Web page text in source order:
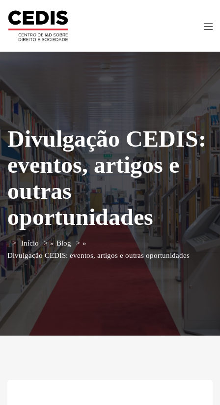
Divulgação CEDIS:
eventos, artigos e
outras
oportunidades
Início » Blog
»
Divulgação CEDIS: eventos, artigos e outras oportunidades